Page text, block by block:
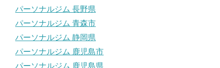
パーソナルジム 長野県
パーソナルジム 青森市
パーソナルジム 静岡県
パーソナルジム 鹿児島市
パーソナルジム 鹿児島県